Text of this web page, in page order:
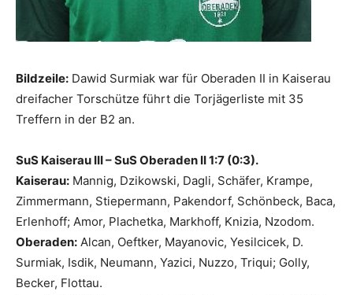
Bildzeile: Dawid Surmiak war für Oberaden II in Kaiserau
dreifacher Torschütze führt die Torjägerliste mit 35
Treffern in der B2 an.
SuS Kaiserau III – SuS Oberaden II 1:7 (0:3).
Kaiserau: Mannig, Dzikowski, Dagli, Schäfer, Krampe,
Zimmermann, Stiepermann, Pakendorf, Schönbeck, Baca,
Erlenhoff; Amor, Plachetka, Markhoff, Knizia, Nzodom.
Oberaden: Alcan, Oeftker, Mayanovic, Yesilcicek, D.
Surmiak, Isdik, Neumann, Yazici, Nuzzo, Triqui; Golly,
Becker, Flottau.